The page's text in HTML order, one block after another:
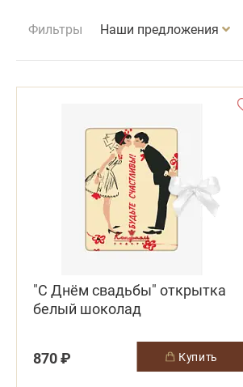
Фильтры Наши предложения
"С Днём свадьбы" открытка
белый шоколад
870 ₽ купить